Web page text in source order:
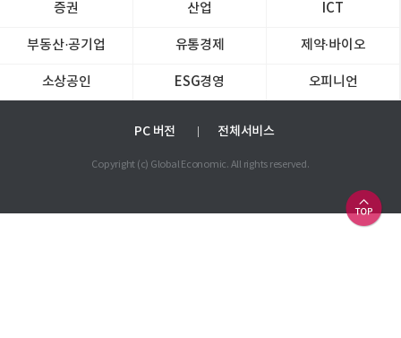
증권 산업 ICT
부동산·공기업 유통경제 제약∙바이오
소상공인 ESG경영 오피니언
PC 버전 전체서비스
Copyright (c) Global Economic. All rights reserved.